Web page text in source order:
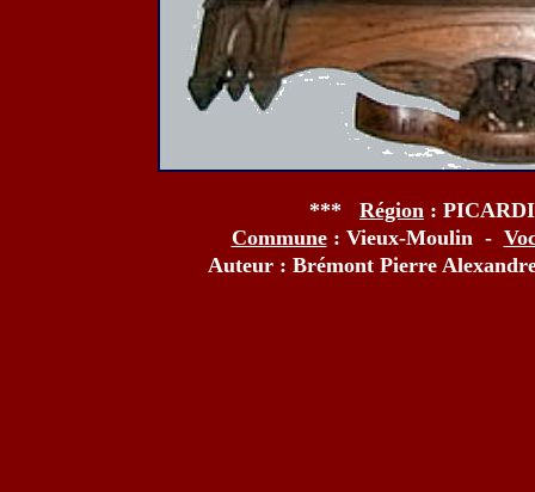
*** Région :
Commune: Vieux-Moulin -
Auteur : Brémont Pierre